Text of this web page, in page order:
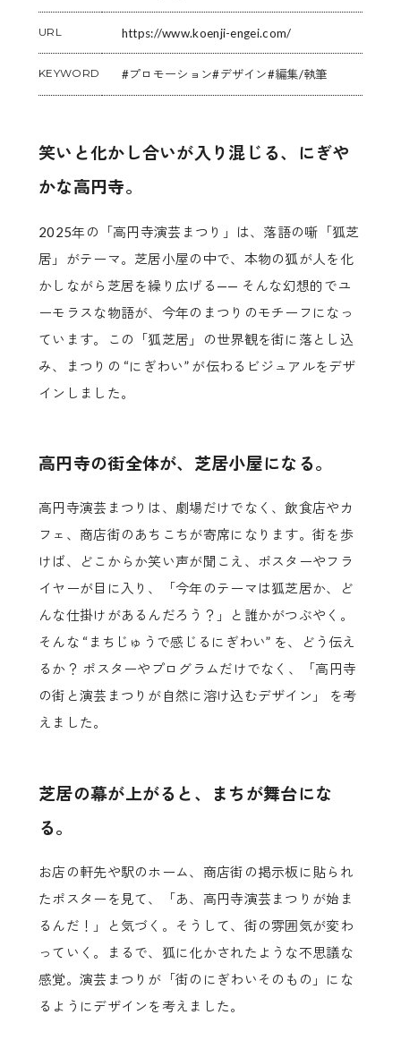
URL https://www.koenji-engei.com/
KEYWORD プロモーション デザイン 編集/執筆
笑いと化かし合いが入り混じる、にぎや
かな高円寺。
2025年の「高円寺演芸まつり」は、落語の噺「狐芝
居」がテーマ。芝居小屋の中で、本物の狐が人を化
かしながら芝居を繰り広げる—— そんな幻想的でユ
ーモラスな物語が、今年のまつりのモチーフになっ
ています。この「狐芝居」の世界観を街に落とし込
み、まつりの “にぎわい” が伝わるビジュアルをデザ
インしました。
高円寺の街全体が、芝居小屋になる。
高円寺演芸まつりは、劇場だけでなく、飲食店やカ
フェ、商店街のあちこちが寄席になります。街を歩
けば、どこからか笑い声が聞こえ、ポスターやフラ
イヤーが目に入り、「今年のテーマは狐芝居か、ど
んな仕掛けがあるんだろう？」と誰かがつぶやく。
そんな “まちじゅうで感じるにぎわい” を、どう伝え
るか？ ポスターやプログラムだけでなく、「高円寺
の街と演芸まつりが自然に溶け込むデザイン」 を考
えました。
芝居の幕が上がると、まちが舞台にな
る。
お店の軒先や駅のホーム、商店街の掲示板に貼られ
たポスターを見て、「あ、高円寺演芸まつりが始ま
るんだ！」と気づく。そうして、街の雰囲気が変わ
っていく。まるで、狐に化かされたような不思議な
感覚。演芸まつりが「街のにぎわいそのもの」にな
るようにデザインを考えました。